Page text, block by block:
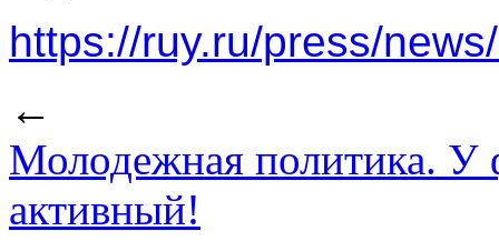
https://ruy.ru/press/
←
Молодежная политика. У
активный!